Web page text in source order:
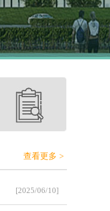
查看更多 >
[2025/06/10]